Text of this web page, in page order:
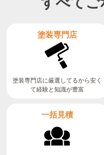
塗装専門店
塗装専門店に厳選してるから安く
て経験と知識が豊富
一括見積